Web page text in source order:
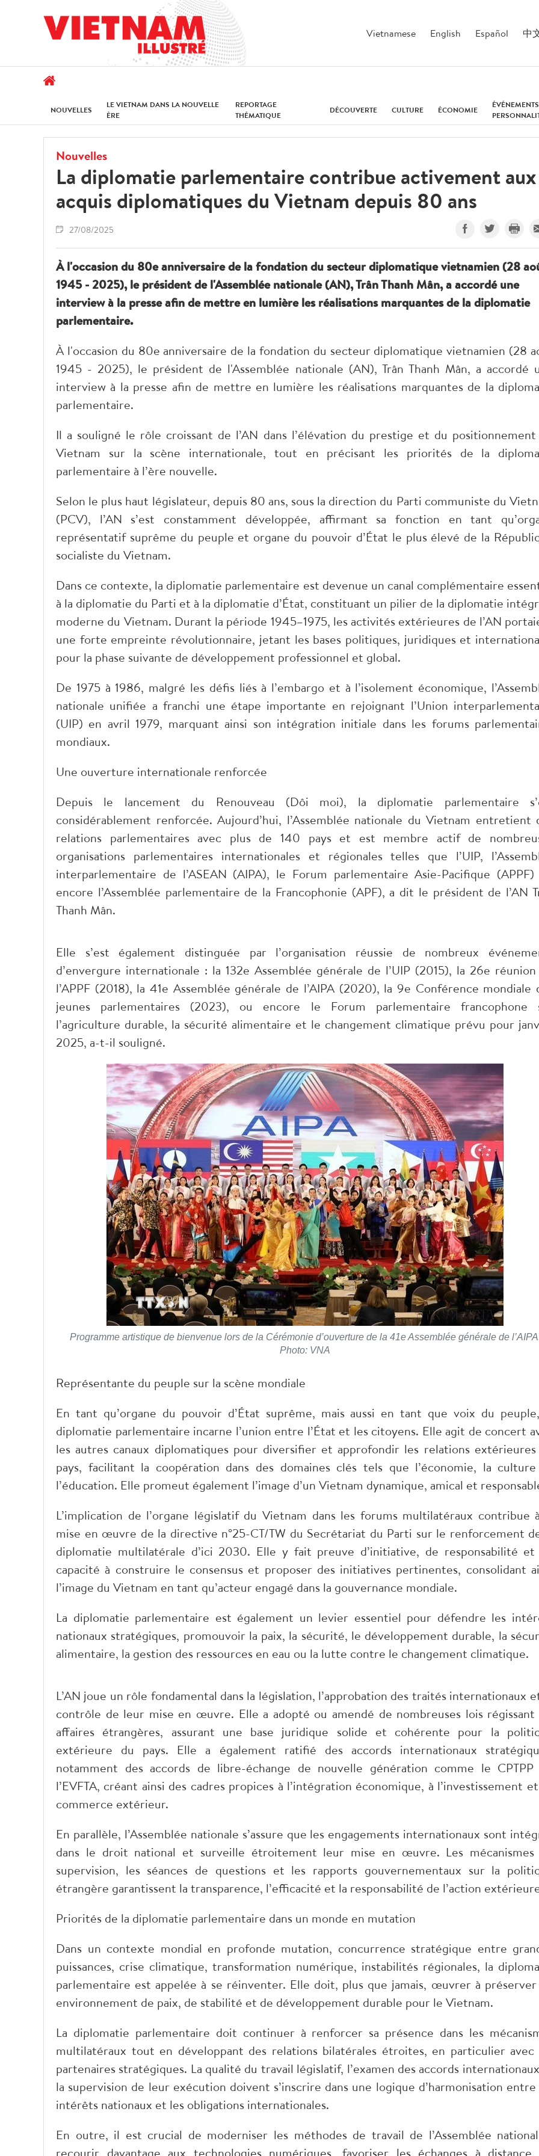
Vietnamese English Español 中
NOUVELLES
LE VIETNAM DANS LA NOUVELLE
ÈRE
REPORTAGE
THÉMATIQUE
DÉCOUVERTE CULTURE ÉCONOMIE
Nouvelles
La diplomatie parlementaire contribue activement aux
acquis diplomatiques du Vietnam depuis 80 ans
27/08/2025
À l'occasion du 80e anniversaire de la fondation du secteur diplomatique vietnamien (28
1945 - 2025), le président de l'Assemblée nationale (AN), Trân Thanh Mân, a accordé une
interview à la presse afin de mettre en lumière les réalisations marquantes de la diplomatie
parlementaire.
À l'occasion du 80e anniversaire de la fondation du secteur diplomatique vietnamien (28
1945 - 2025), le président de l'Assemblée nationale (AN), Trân Thanh Mân, a accordé
interview à la presse afin de mettre en lumière les réalisations marquantes de la
parlementaire.
Il a souligné le rôle croissant de l’AN dans l’élévation du prestige et du
Vietnam sur la scène internationale, tout en précisant les priorités de la
parlementaire à l’ère nouvelle.
Selon le plus haut législateur, depuis 80 ans, sous la direction du Parti communiste du
(PCV), l’AN s’est constamment développée, affirmant sa fonction en tant
représentatif suprême du peuple et organe du pouvoir d’État le plus élevé de la
socialiste du Vietnam.
Dans ce contexte, la diplomatie parlementaire est devenue un canal complémentaire
à la diplomatie du Parti et à la diplomatie d’État, constituant un pilier de la diplomatie
moderne du Vietnam. Durant la période 1945–1975, les activités extérieures de l’AN
une forte empreinte révolutionnaire, jetant les bases politiques, juridiques et
pour la phase suivante de développement professionnel et global.
De 1975 à 1986, malgré les défis liés à l’embargo et à l’isolement économique,
nationale unifiée a franchi une étape importante en rejoignant l’Union
(UIP) en avril 1979, marquant ainsi son intégration initiale dans les forums
mondiaux.
Une ouverture internationale renforcée
Depuis le lancement du Renouveau (Dôi moi), la diplomatie parlementaire
considérablement renforcée. Aujourd’hui, l’Assemblée nationale du Vietnam entretient
relations parlementaires avec plus de 140 pays et est membre actif de
organisations parlementaires internationales et régionales telles que l’UIP,
interparlementaire de l’ASEAN (AIPA), le Forum parlementaire Asie-Pacifique
encore l’Assemblée parlementaire de la Francophonie (APF), a dit le président de l’AN
Thanh Mân.
Elle s’est également distinguée par l’organisation réussie de nombreux
d’envergure internationale : la 132e Assemblée générale de l’UIP (2015), la 26e
l’APPF (2018), la 41e Assemblée générale de l’AIPA (2020), la 9e Conférence mondiale
jeunes parlementaires (2023), ou encore le Forum parlementaire francophone
l’agriculture durable, la sécurité alimentaire et le changement climatique prévu pour
2025, a-t-il souligné.
Programme artistique de bienvenue lors de la Cérémonie d’ouverture de la 41e Assemblée générale de
Photo: VNA
Représentante du peuple sur la scène mondiale
En tant qu’organe du pouvoir d’État suprême, mais aussi en tant que voix du
diplomatie parlementaire incarne l’union entre l’État et les citoyens. Elle agit de concert
les autres canaux diplomatiques pour diversifier et approfondir les relations
pays, facilitant la coopération dans des domaines clés tels que l’économie, la
l’éducation. Elle promeut également l’image d’un Vietnam dynamique, amical et
L’implication de l’organe législatif du Vietnam dans les forums multilatéraux contribue
mise en œuvre de la directive n°25-CT/TW du Secrétariat du Parti sur le renforcement
diplomatie multilatérale d’ici 2030. Elle y fait preuve d’initiative, de responsabilité
capacité à construire le consensus et proposer des initiatives pertinentes, consolidant
l’image du Vietnam en tant qu’acteur engagé dans la gouvernance mondiale.
La diplomatie parlementaire est également un levier essentiel pour défendre les
nationaux stratégiques, promouvoir la paix, la sécurité, le développement durable, la
alimentaire, la gestion des ressources en eau ou la lutte contre le changement climatique.
L’AN joue un rôle fondamental dans la législation, l’approbation des traités internationaux
contrôle de leur mise en œuvre. Elle a adopté ou amendé de nombreuses lois régissant
affaires étrangères, assurant une base juridique solide et cohérente pour la
extérieure du pays. Elle a également ratifié des accords internationaux
notamment des accords de libre-échange de nouvelle génération comme le
l’EVFTA, créant ainsi des cadres propices à l’intégration économique, à l’investissement
commerce extérieur.
En parallèle, l’Assemblée nationale s’assure que les engagements internationaux sont
dans le droit national et surveille étroitement leur mise en œuvre. Les mécanismes
supervision, les séances de questions et les rapports gouvernementaux sur la
étrangère garantissent la transparence, l’efficacité et la responsabilité de l’action
Priorités de la diplomatie parlementaire dans un monde en mutation
Dans un contexte mondial en profonde mutation, concurrence stratégique entre
puissances, crise climatique, transformation numérique, instabilités régionales, la
parlementaire est appelée à se réinventer. Elle doit, plus que jamais, œuvrer à
environnement de paix, de stabilité et de développement durable pour le Vietnam.
La diplomatie parlementaire doit continuer à renforcer sa présence dans les
multilatéraux tout en développant des relations bilatérales étroites, en particulier avec
partenaires stratégiques. La qualité du travail législatif, l’examen des accords
la supervision de leur exécution doivent s’inscrire dans une logique d’harmonisation entre
intérêts nationaux et les obligations internationales.
En outre, il est crucial de moderniser les méthodes de travail de l’Assemblée
recourir davantage aux technologies numériques, favoriser les échanges à